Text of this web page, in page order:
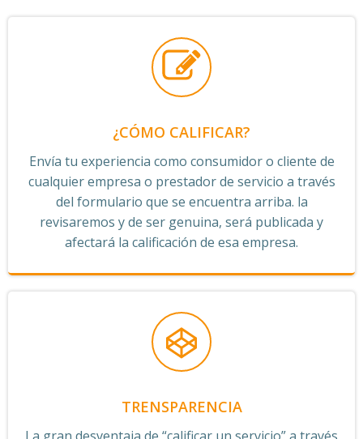
¿CÓMO CALIFICAR?
Envía tu experiencia como consumidor o cliente de
cualquier empresa o prestador de servicio a través
del formulario que se encuentra arriba. la
revisaremos y de ser genuina, será publicada y
afectará la calificación de esa empresa.
TRENSPARENCIA